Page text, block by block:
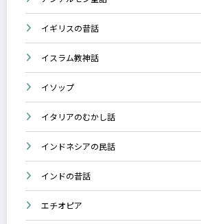
イギリスの昔話
イスラム教神話
イソップ
イタリアのむかし話
インドネシアの民話
インドの昔話
エチオピア